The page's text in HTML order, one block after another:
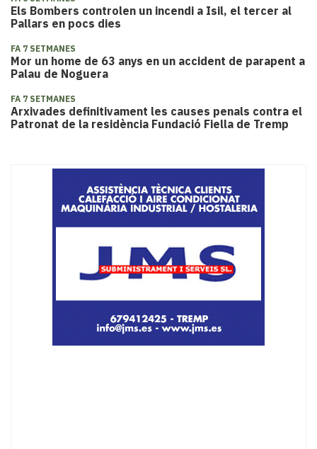
Els Bombers controlen un incendi a Isil, el tercer al
Pallars en pocs dies
FA 7 SETMANES
​Mor un home de 63 anys en un accident de parapent a
Palau de Noguera
FA 7 SETMANES
Arxivades definitivament les causes penals contra el
Patronat de la residència Fundació Fiella de Tremp